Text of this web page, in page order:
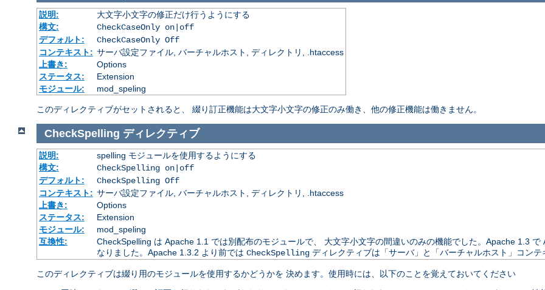
説明:
大文字小文字の修正だけ行うようにする
構文:
CheckCaseOnly on|off
デフォルト:
CheckCaseOnly Off
コンテキスト: サーバ設定ファイル, バーチャルホスト, ディレクトリ, .htaccess
上書き:
Options
ステータス:
Extension
モジュール:
mod_speling
このディレクティブがセットされると、 綴り訂正機能は大文字小文字の修正のみ働き、他の修正機能は働きません。
CheckSpelling ディレクティブ
説明:
spelling モジュールを使用するようにする
構文:
CheckSpelling on|off
デフォルト:
CheckSpelling Off
コンテキスト: サーバ設定ファイル, バーチャルホスト, ディレクトリ, .htaccess
上書き:
Options
ステータス:
Extension
モジュール:
mod_speling
互換性:
CheckSpelling は Apache 1.1 では別配布のモジュールで、 大文字小文字の間違いのみの機能でした。Apache 1.3 で
なりました。Apache 1.3.2 より前では CheckSpellingディレクティブは「サーバ」と「バーチャルホスト」コンテ
このディレクティブは綴り用のモジュールを使用するかどうかを 決めます。使用時には、以下のことを覚えておいてください